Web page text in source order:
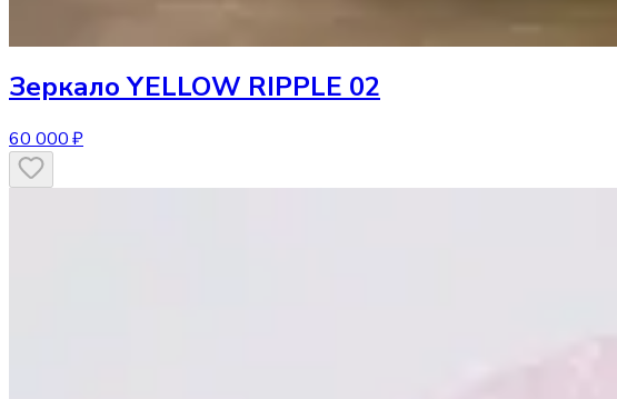
Зеркало YELLOW RIPPLE 02
60 000 ₽